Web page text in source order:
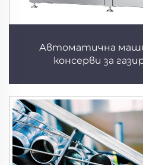
Автоматична
консерви за